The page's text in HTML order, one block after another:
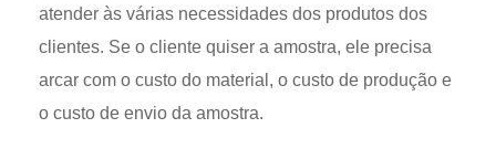
atender às várias necessidades dos produtos dos
clientes. Se o cliente quiser a amostra, ele precisa
arcar com o custo do material, o custo de produção e
o custo de envio da amostra.